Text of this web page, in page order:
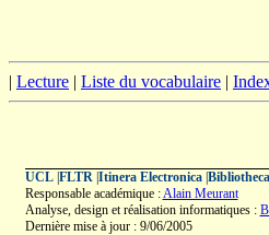
| Lecture | Liste du vocabulaire |
UCL| FLTR| Itinera Electronica|
Responsable académique :Alain Meurant
Analyse, design et réalisation informatiques :
Dernière mise à jour : 9/06/2005